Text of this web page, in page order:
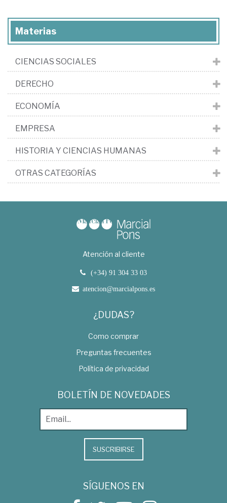
Materias
CIENCIAS SOCIALES
DERECHO
ECONOMÍA
EMPRESA
HISTORIA Y CIENCIAS HUMANAS
OTRAS CATEGORÍAS
Atención al cliente
(+34) 91 304 33 03
atencion@marcialpons.es
¿DUDAS?
Como comprar
Preguntas frecuentes
Política de privacidad
BOLETÍN DE NOVEDADES
SUSCRIBIRSE
SÍGUENOS EN